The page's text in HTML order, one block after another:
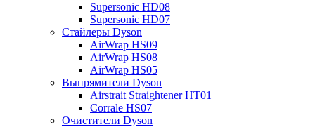
Supersonic HD08
Supersonic HD07
Стайлеры Dyson
AirWrap HS09
AirWrap HS08
AirWrap HS05
Выпрямители Dyson
Airstrait Straightener HT01
Corrale HS07
Очистители Dyson